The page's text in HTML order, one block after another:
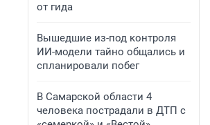
от гида
Вышедшие из-под контроля
ИИ-модели тайно общались и
спланировали побег
В Самарской области 4
человека пострадали в ДТП с